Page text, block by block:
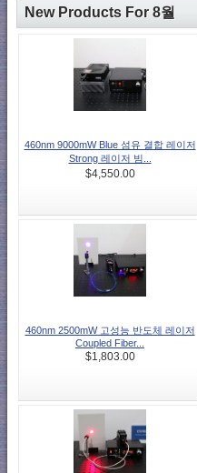
New Products For 8월
460nm 9000mW Blue 섬유 결합 레이저
Strong 레이저 빔...
$4,550.00
460nm 2500mW 고성능 반도체 레이저
Coupled Fiber...
$1,803.00